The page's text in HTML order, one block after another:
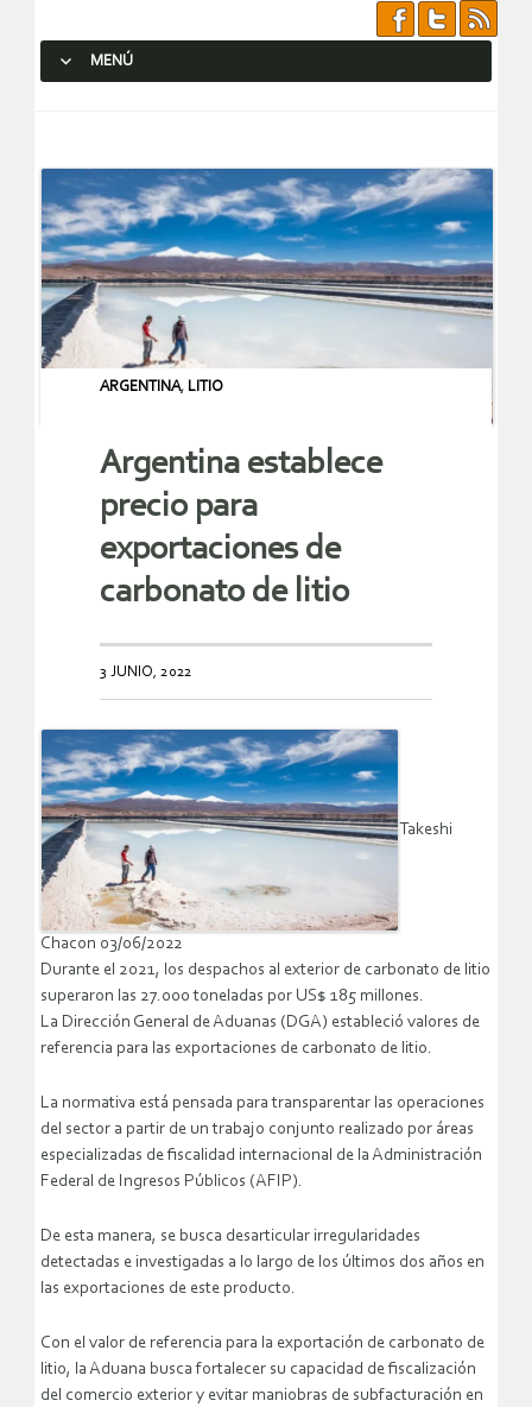
MENÚ
ARGENTINA, LITIO
Argentina establece
precio para
exportaciones de
carbonato de litio
3 JUNIO, 2022
Takeshi
Chacon 03/06/2022
Durante el 2021, los despachos al exterior de carbonato de litio
superaron las 27.000 toneladas por US$ 185 millones.
La Dirección General de Aduanas (DGA) estableció valores de
referencia para las exportaciones de carbonato de litio.
La normativa está pensada para transparentar las operaciones
del sector a partir de un trabajo conjunto realizado por áreas
especializadas de fiscalidad internacional de la Administración
Federal de Ingresos Públicos (AFIP).
De esta manera, se busca desarticular irregularidades
detectadas e investigadas a lo largo de los últimos dos años en
las exportaciones de este producto.
Con el valor de referencia para la exportación de carbonato de
litio, la Aduana busca fortalecer su capacidad de fiscalización
del comercio exterior y evitar maniobras de subfacturación en